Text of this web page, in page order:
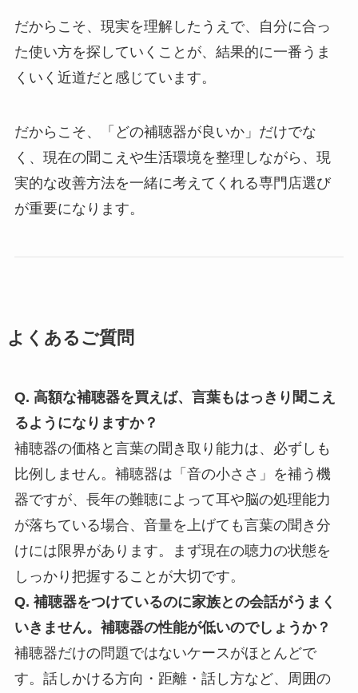
だからこそ、現実を理解したうえで、自分に合っ
た使い方を探していくことが、結果的に一番うま
くいく近道だと感じています。
だからこそ、「どの補聴器が良いか」だけでな
く、現在の聞こえや生活環境を整理しながら、現
実的な改善方法を一緒に考えてくれる専門店選び
が重要になります。
よくあるご質問
Q. 高額な補聴器を買えば、言葉もはっきり聞こえ
るようになりますか？
補聴器の価格と言葉の聞き取り能力は、必ずしも
比例しません。補聴器は「音の小ささ」を補う機
器ですが、長年の難聴によって耳や脳の処理能力
が落ちている場合、音量を上げても言葉の聞き分
けには限界があります。まず現在の聴力の状態を
しっかり把握することが大切です。
Q. 補聴器をつけているのに家族との会話がうまく
いきません。補聴器の性能が低いのでしょうか？
補聴器だけの問題ではないケースがほとんどで
す。話しかける方向・距離・話し方など、周囲の